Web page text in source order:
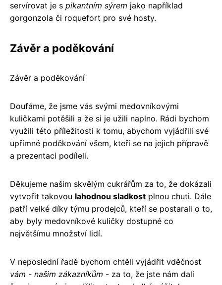
servírovat je s pikantním sýrem jako například
gorgonzola či roquefort pro své hosty.
Závěr a poděkování
Závěr a poděkování
Doufáme, že jsme vás svými medovníkovými
kuličkami potěšili a že si je užili naplno. Rádi bychom
využili této příležitosti k tomu, abychom vyjádřili své
upřímné poděkování všem, kteří se na jejich přípravě
a prezentaci podíleli.
Děkujeme našim skvělým cukrářům za to, že dokázali
vytvořit takovou lahodnou sladkost plnou chuti. Dále
patří velké díky týmu prodejců, kteří se postarali o to,
aby byly medovníkové kuličky dostupné co
největšímu množství lidí.
V neposlední řadě bychom chtěli vyjádřit vděčnost
vám - našim zákazníkům - za to, že jste nám dali